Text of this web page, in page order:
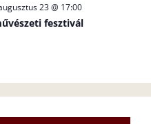
23 @ 17:00
fesztivál